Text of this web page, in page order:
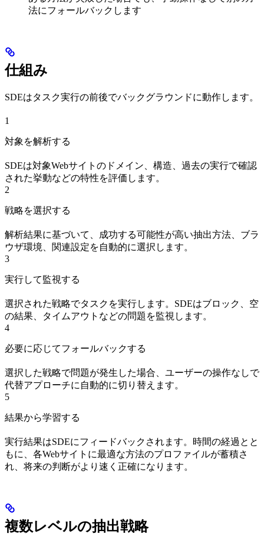
法にフォールバックします
仕組み
SDEはタスク実行の前後でバックグラウンドに動作します。
1
対象を解析する
SDEは対象Webサイトのドメイン、構造、過去の実行で確認
された挙動などの特性を評価します。
2
戦略を選択する
解析結果に基づいて、成功する可能性が高い抽出方法、ブラ
ウザ環境、関連設定を自動的に選択します。
3
実行して監視する
選択された戦略でタスクを実行します。SDEはブロック、空
の結果、タイムアウトなどの問題を監視します。
4
必要に応じてフォールバックする
選択した戦略で問題が発生した場合、ユーザーの操作なしで
代替アプローチに自動的に切り替えます。
5
結果から学習する
実行結果はSDEにフィードバックされます。時間の経過とと
もに、各Webサイトに最適な方法のプロファイルが蓄積さ
れ、将来の判断がより速く正確になります。
複数レベルの抽出戦略